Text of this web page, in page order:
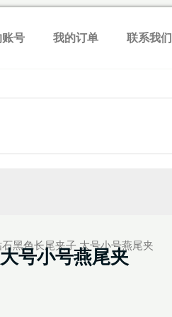
号 我的订单 联系我们
黑色长尾夹子 大号小号燕尾夹
号小号燕尾夹